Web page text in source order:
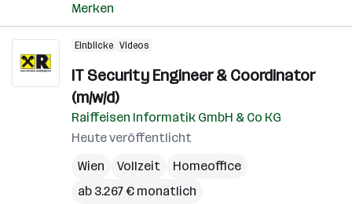
Merken
Einblicke Videos
IT Security Engineer & Coordinator
(m/w/d)
Raiffeisen Informatik GmbH & Co KG
Heute veröffentlicht
Wien
Vollzeit
Homeoffice
ab 3.267 € monatlich